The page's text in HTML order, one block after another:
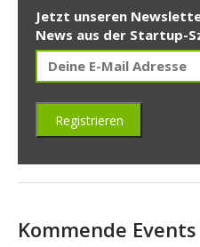
Jetzt unseren
News aus der Startup-
Kommende Events